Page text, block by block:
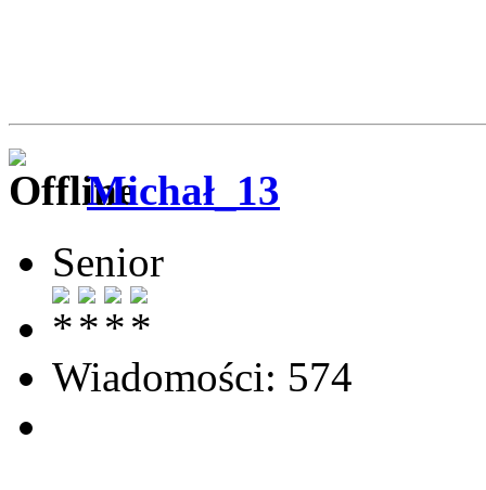
Michał_13
Senior
Wiadomości: 574